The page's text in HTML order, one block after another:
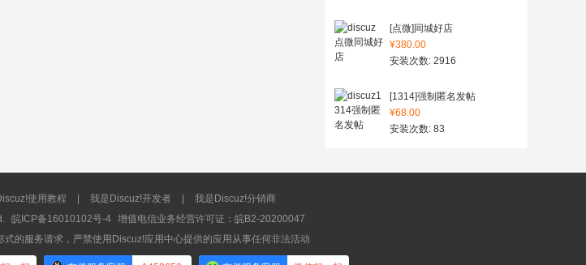
[点微]同城好店
¥380.00
安装次数: 2916
[1314]强制匿名发帖
¥68.00
安装次数: 83
使用教程 我是Discuz!开发者
我是Discuz!分销商
皖ICP备16010102号-4
增值电信业务经营许可证：皖B2-20200047
的服务请求，严禁使用Discuz!应用中心提供的应用从事任何非法活动